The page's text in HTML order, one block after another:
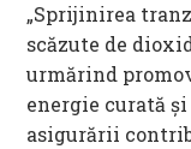
„Sprijinirea
scăzute de
urmărind
energie curată
asigurării